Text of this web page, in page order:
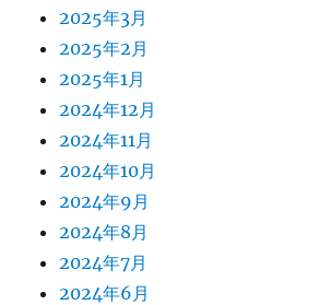
2025年3月
2025年2月
2025年1月
2024年12月
2024年11月
2024年10月
2024年9月
2024年8月
2024年7月
2024年6月